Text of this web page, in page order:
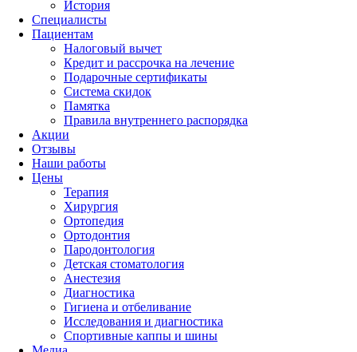
История
Специалисты
Пациентам
Налоговый вычет
Кредит и рассрочка на лечение
Подарочные сертификаты
Система скидок
Памятка
Правила внутреннего распорядка
Акции
Отзывы
Наши работы
Цены
Терапия
Хирургия
Ортопедия
Ортодонтия
Пародонтология
Детская стоматология
Анестезия
Диагностика
Гигиена и отбеливание
Исследования и диагностика
Спортивные каппы и шины